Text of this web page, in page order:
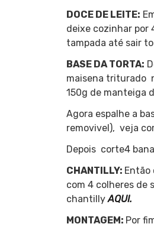
DOCE DE LEITE:
deixe cozinhar por
tampada até sair
BASE DA TORTA:
maisena triturado
150g de manteiga
Agora espalhe a
removivel), veja
Depois corte4
CHANTILLY: Então
com 4 colheres de
chantillyAQUI.
MONTAGEM: Por